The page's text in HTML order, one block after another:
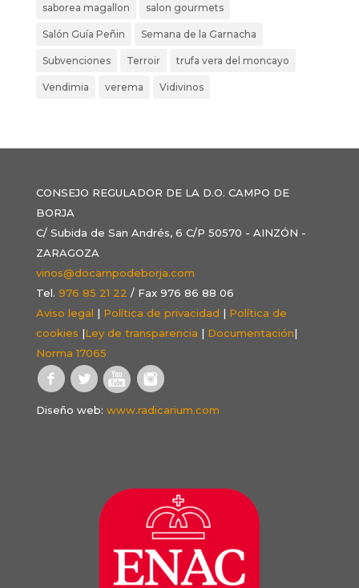
saborea magallon salon gourmets
Salón Guía Peñin Semana de la Garnacha
Subvenciones Terroir trufa vera del moncayo
Vendimia verema Vidivinos
CONSEJO REGULADOR DE LA D.O. CAMPO DE
BORJA
C/ Subida de San Andrés, 6 C/P 50570 - AINZÓN -
ZARAGOZA
vinos@docampodeborja.com
Tel. 976 85 21 22 / Fax 976 86 88 06
Aviso legal | Política de privacidad | Política de
cookies |Ley de transparencia | Documentación|
Norma 17065
Diseño web: www.radicarium.com